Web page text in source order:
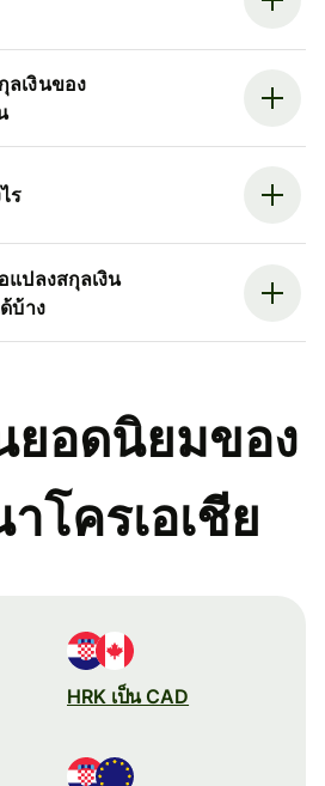
ลเงินของ
ร
แปลงสกุลเงิน
บ้าง
ยอดนิยมของ
โครเอเชีย
HRK เป็น CAD